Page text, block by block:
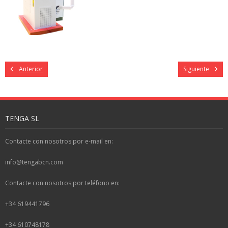
Anterior Siguiente
TENGA SL
Contacte con nosotros por e-mail en:
info@tengabcn.com
Contacte con nosotros por teléfono en:
+34 619441796
+34 610748178